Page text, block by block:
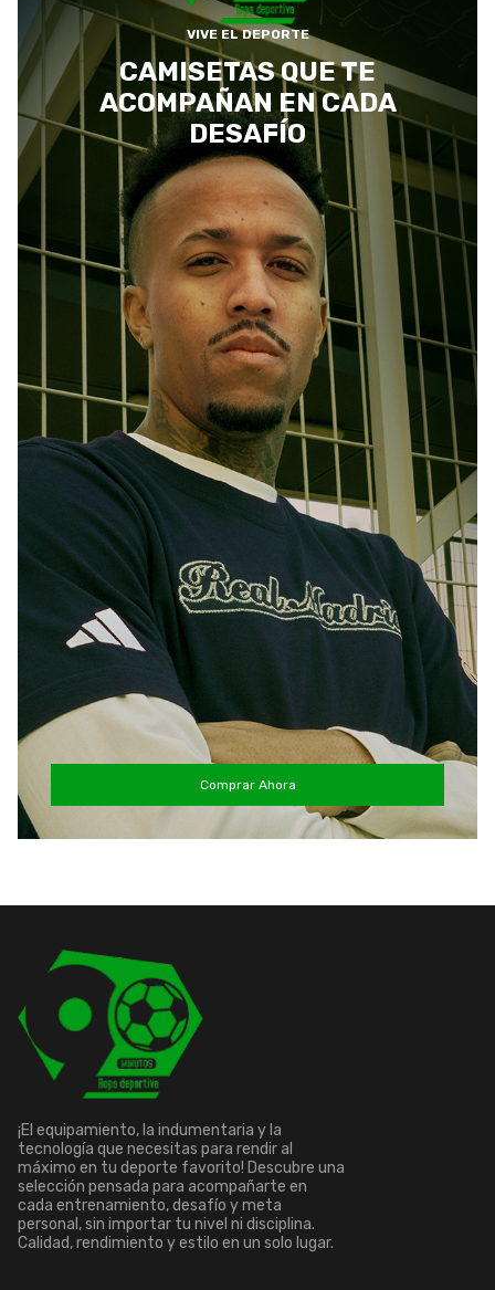
VIVE EL DEPORTE
CAMISETAS QUE TE
ACOMPAÑAN EN CADA
DESAFÍO
Comprar Ahora
¡El equipamiento, la indumentaria y la
tecnología que necesitas para rendir al
máximo en tu deporte favorito! Descubre una
selección pensada para acompañarte en
cada entrenamiento, desafío y meta
personal, sin importar tu nivel ni disciplina.
Calidad, rendimiento y estilo en un solo lugar.